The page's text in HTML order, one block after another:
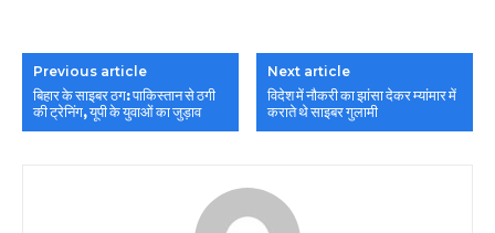
Previous article
बिहार के साइबर ठग: पाकिस्तान से ठगी
की ट्रेनिंग, यूपी के युवाओं का जुड़ाव
Next article
विदेश में नौकरी का झांसा देकर म्यांमार में
कराते थे साइबर गुलामी